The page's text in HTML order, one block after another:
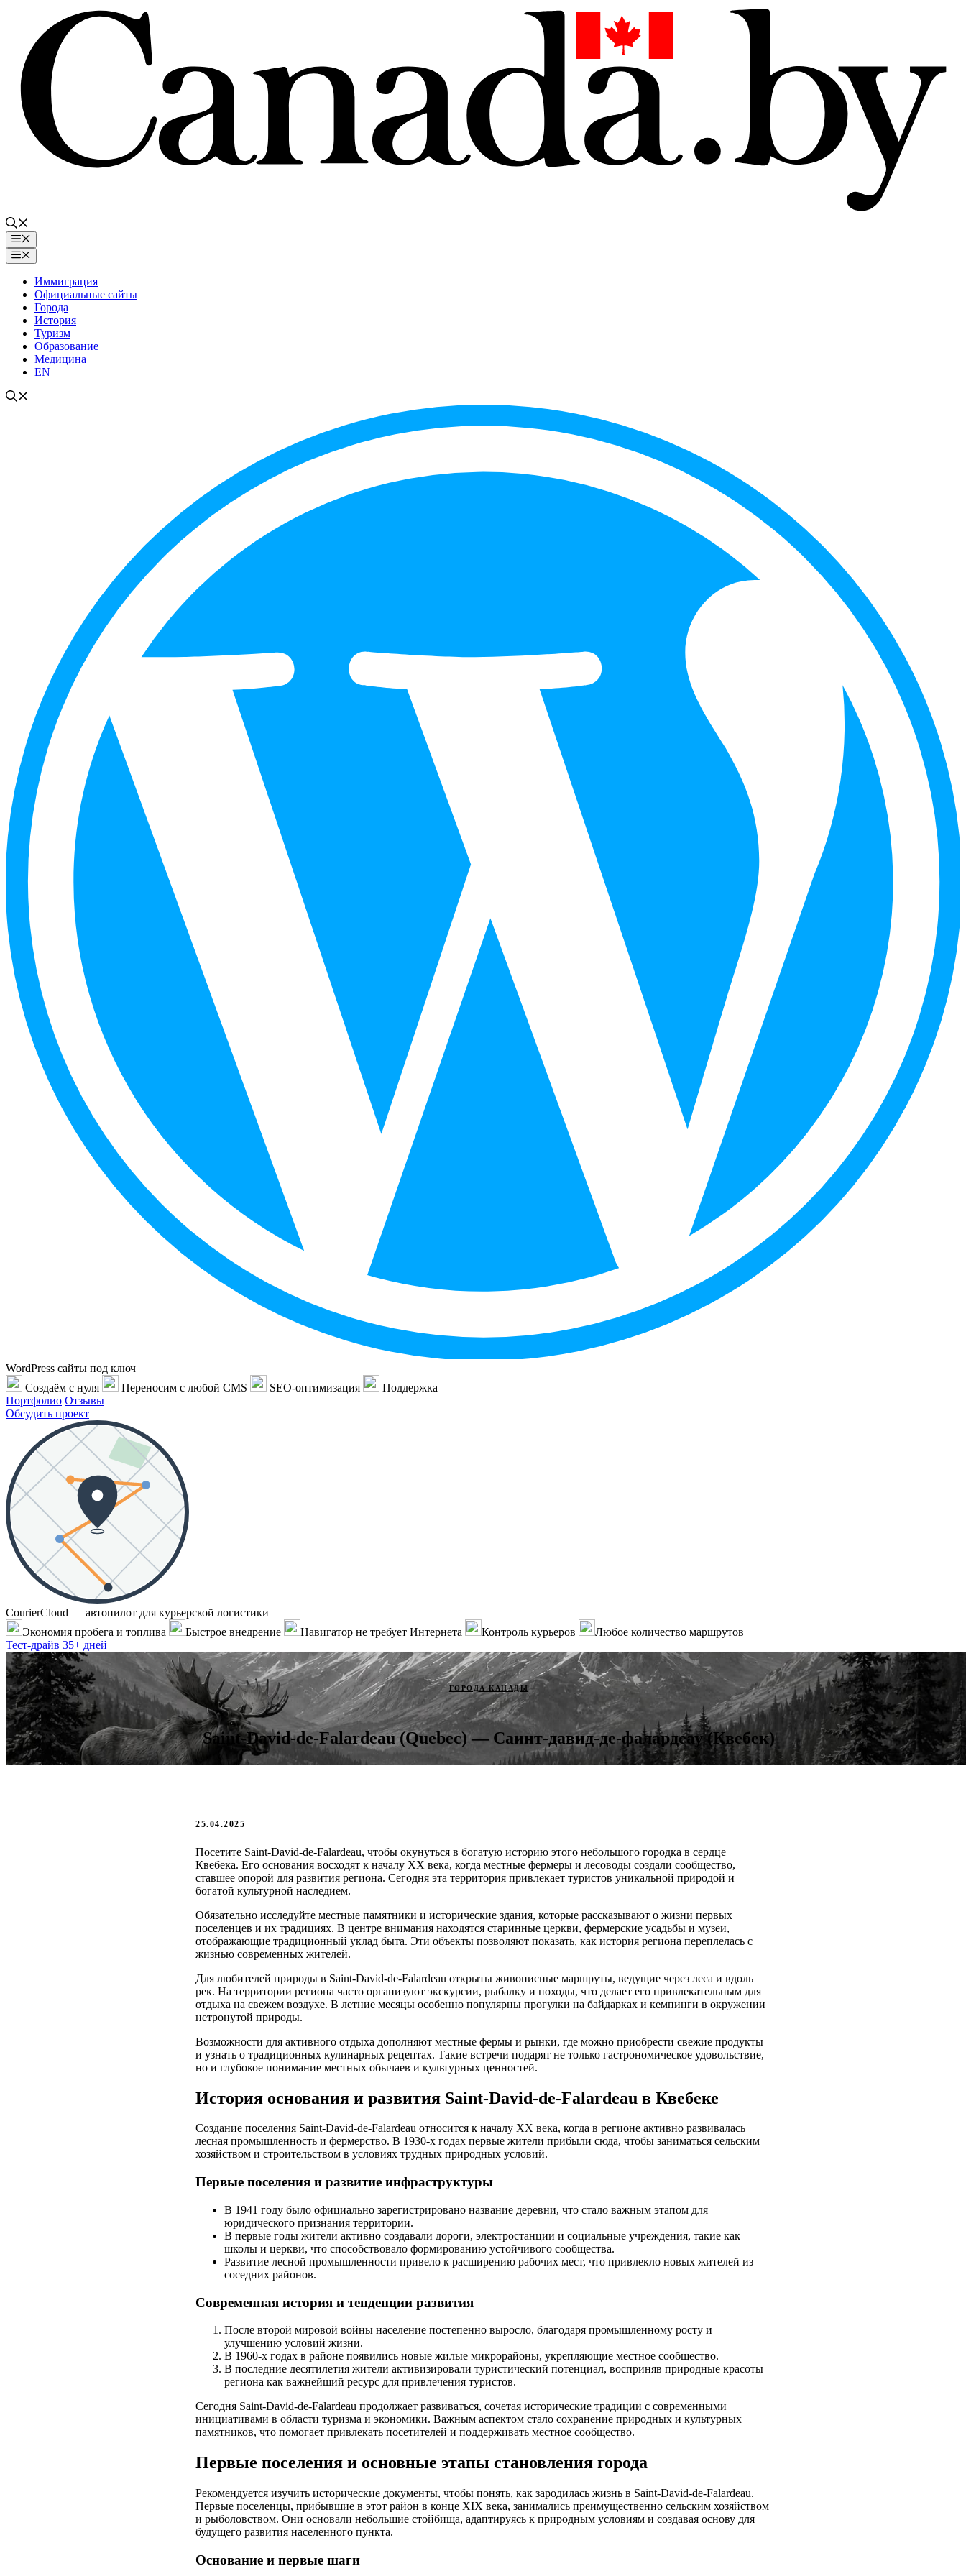
содержимому
Меню
Меню
Иммиграция
Официальные сайты
Города
История
Туризм
Образование
Медицина
EN
WordPress сайты под ключ
Создаём с нуля
Переносим с любой CMS SEO-оптимизация
Поддержка
Портфолио Отзывы
Обсудить проект
CourierCloud — автопилот для курьерской логистики
Экономия пробега и топлива
Быстрое внедрение Навигатор не требует Интернета Контроль курьеров
Любое количество маршрутов
Тест-драйв 35+ дней
ГОРОДА КАНАДЫ
Saint-David-de-Falardeau (Quebec) — Саинт-давид-де-фалардеау (Квебек)
25.04.2025
Посетите Saint-David-de-Falardeau, чтобы окунуться в богатую историю этого небольшого городка в сердце
Квебека. Его основания восходят к началу XX века, когда местные фермеры и лесоводы создали сообщество,
ставшее опорой для развития региона. Сегодня эта территория привлекает туристов уникальной природой и
богатой культурной наследием.
Обязательно исследуйте местные памятники и исторические здания, которые рассказывают о жизни первых
поселенцев и их традициях. В центре внимания находятся старинные церкви, фермерские усадьбы и музеи,
отображающие традиционный уклад быта. Эти объекты позволяют показать, как история региона переплелась с
жизнью современных жителей.
Для любителей природы в Saint-David-de-Falardeau открыты живописные маршруты, ведущие через леса и вдоль
рек. На территории региона часто организуют экскурсии, рыбалку и походы, что делает его привлекательным для
отдыха на свежем воздухе. В летние месяцы особенно популярны прогулки на байдарках и кемпинги в окружении
нетронутой природы.
Возможности для активного отдыха дополняют местные фермы и рынки, где можно приобрести свежие продукты
и узнать о традиционных кулинарных рецептах. Такие встречи подарят не только гастрономическое удовольствие,
но и глубокое понимание местных обычаев и культурных ценностей.
История основания и развития Saint-David-de-Falardeau в Квебеке
Создание поселения Saint-David-de-Falardeau относится к началу XX века, когда в регионе активно развивалась
лесная промышленность и фермерство. В 1930-х годах первые жители прибыли сюда, чтобы заниматься сельским
хозяйством и строительством в условиях трудных природных условий.
Первые поселения и развитие инфраструктуры
В 1941 году было официально зарегистрировано название деревни, что стало важным этапом для
юридического признания территории.
В первые годы жители активно создавали дороги, электростанции и социальные учреждения, такие как
школы и церкви, что способствовало формированию устойчивого сообщества.
Развитие лесной промышленности привело к расширению рабочих мест, что привлекло новых жителей из
соседних районов.
Современная история и тенденции развития
После второй мировой войны население постепенно выросло, благодаря промышленному росту и
улучшению условий жизни.
В 1960-х годах в районе появились новые жилые микрорайоны, укрепляющие местное сообщество.
В последние десятилетия жители активизировали туристический потенциал, восприняв природные красоты
региона как важнейший ресурс для привлечения туристов.
Сегодня Saint-David-de-Falardeau продолжает развиваться, сочетая исторические традиции с современными
инициативами в области туризма и экономики. Важным аспектом стало сохранение природных и культурных
памятников, что помогает привлекать посетителей и поддерживать местное сообщество.
Первые поселения и основные этапы становления города
Рекомендуется изучить исторические документы, чтобы понять, как зародилась жизнь в Saint-David-de-Falardeau.
Первые поселенцы, прибывшие в этот район в конце XIX века, занимались преимущественно сельским хозяйством
и рыболовством. Они основали небольшие стойбища, адаптируясь к природным условиям и создавая основу для
будущего развития населенного пункта.
Основание и первые шаги